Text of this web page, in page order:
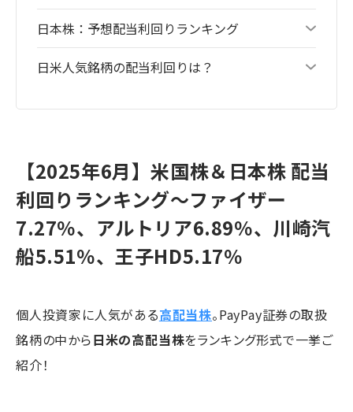
日本株：予想配当利回りランキング
日米人気銘柄の配当利回りは？
【2025年6月】米国株＆日本株 配当
利回りランキング～ファイザー
7.27％、アルトリア6.89％、川崎汽
船5.51％、王子HD5.17％
個人投資家に人気がある高配当株。PayPay証券の取扱
銘柄の中から日米の高配当株をランキング形式で一挙ご
紹介！